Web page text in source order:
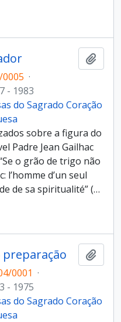
0005 ·
- 1983
do Sagrado Coração
sobre a figura do
Padre Jean Gailhac
o grão de trigo não
l’homme d’un seul
de sa spiritualité” (…
preparação
0001 ·
- 1975
do Sagrado Coração